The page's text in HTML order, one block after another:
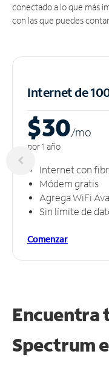
conectado a lo que más
con las que puedes contar.
Internet de
$30/mo
por 1 año
Internet con
Módem gratis
Agrega WiFi
Sin límite de
Comenzar
Encuentra
Spectrum